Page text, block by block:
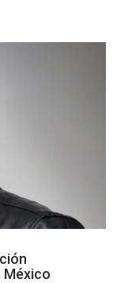
México